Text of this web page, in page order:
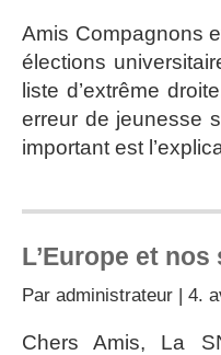
Amis Compagnons
élections
liste d’extrême
erreur de jeunesse
important est
L’Europe et
Par administrateur | 4.
Chers Amis, La